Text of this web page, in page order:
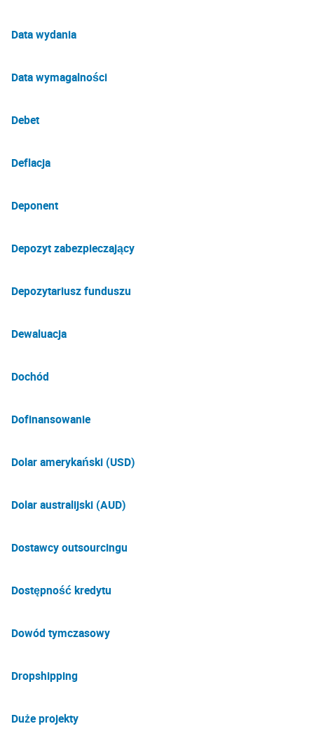
Data wydania
Data wymagalności
Debet
Deflacja
Deponent
Depozyt zabezpieczający
Depozytariusz funduszu
Dewaluacja
Dochód
Dofinansowanie
Dolar amerykański (USD)
Dolar australijski (AUD)
Dostawcy outsourcingu
Dostępność kredytu
Dowód tymczasowy
Dropshipping
Duże projekty